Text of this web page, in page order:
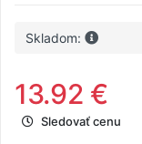
Skladom:
13.92 €
Sledovať cenu